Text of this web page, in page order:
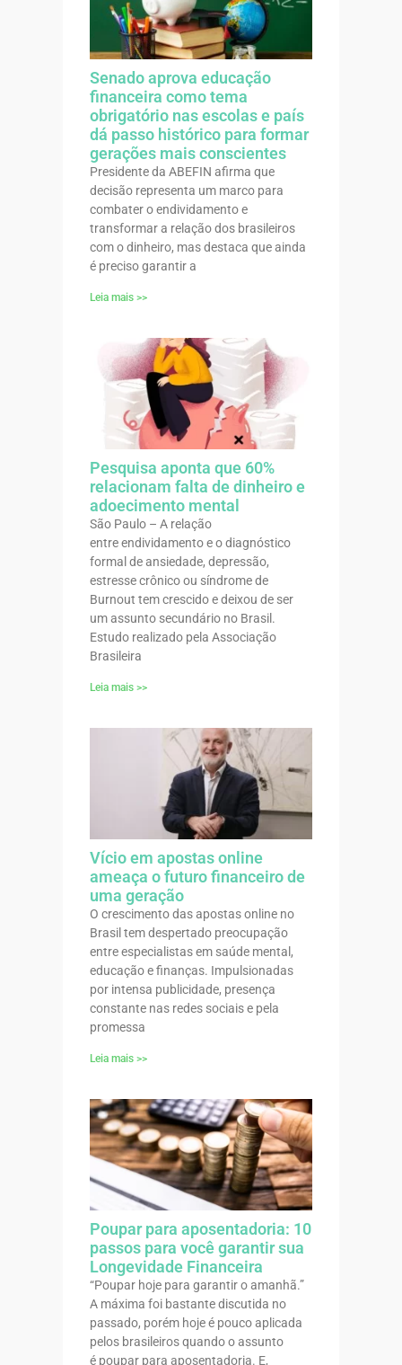
Senado aprova educação
financeira como tema
obrigatório nas escolas e país
dá passo histórico para formar
gerações mais conscientes
Presidente da ABEFIN afirma que
decisão representa um marco para
combater o endividamento e
transformar a relação dos brasileiros
com o dinheiro, mas destaca que ainda
é preciso garantir a
Leia mais >>
Pesquisa aponta que 60%
relacionam falta de dinheiro e
adoecimento mental
São Paulo – A relação
entre endividamento e o diagnóstico
formal de ansiedade, depressão,
estresse crônico ou síndrome de
Burnout tem crescido e deixou de ser
um assunto secundário no Brasil.
Estudo realizado pela Associação
Brasileira
Leia mais >>
Vício em apostas online
ameaça o futuro financeiro de
uma geração
O crescimento das apostas online no
Brasil tem despertado preocupação
entre especialistas em saúde mental,
educação e finanças. Impulsionadas
por intensa publicidade, presença
constante nas redes sociais e pela
promessa
Leia mais >>
Poupar para aposentadoria: 10
passos para você garantir sua
Longevidade Financeira
“Poupar hoje para garantir o amanhã.”
A máxima foi bastante discutida no
passado, porém hoje é pouco aplicada
pelos brasileiros quando o assunto
é poupar para aposentadoria. E,